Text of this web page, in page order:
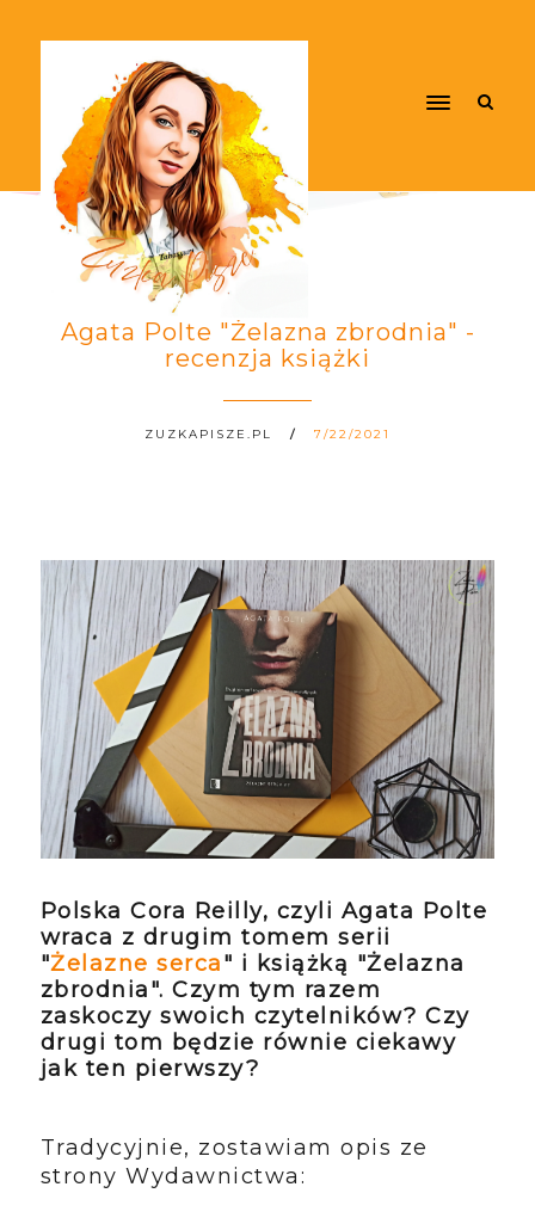
Agata Polte "Żelazna zbrodnia" -
recenzja książki
ZUZKAPISZE.PL 7/22/2021
Polska Cora Reilly, czyli Agata Polte
wraca z drugim tomem serii
"Żelazne serca" i książką "Żelazna
zbrodnia". Czym tym razem
zaskoczy swoich czytelników? Czy
drugi tom będzie równie ciekawy
jak ten pierwszy?
Tradycyjnie, zostawiam opis ze
strony Wydawnictwa: